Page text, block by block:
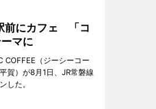
前にカフェ 「コ
マに
COFFEE（ジーシーコー
賀）が8月1日、JR常磐線
した。